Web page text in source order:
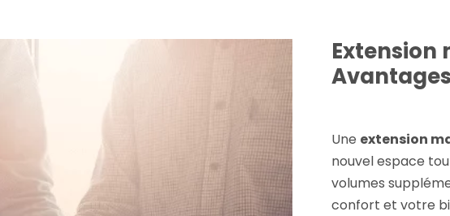
Extension
Une extension
nouvel espace
volumes
confort et votre